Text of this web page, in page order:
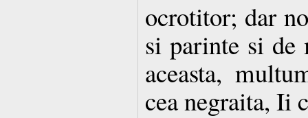
ocrotitor; dar
si parinte si de
aceasta,
cea negraita,